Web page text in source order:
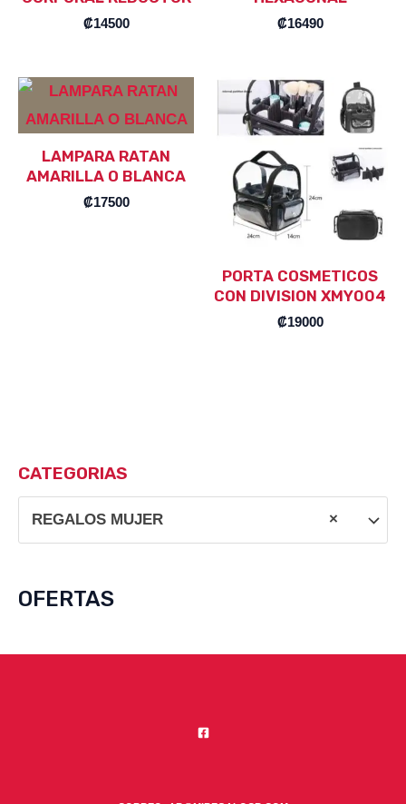
CATEGORIAS
×
REGALOS MUJER
OFERTAS
₡14500 ₡16490
LAMPARA RATAN
AMARILLA O BLANCA
₡17500
PORTA COSMETICOS
CON DIVISION XMY004
₡19000